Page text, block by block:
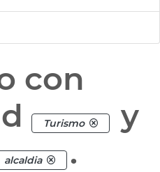
con
Turismo
y
alcaldia .